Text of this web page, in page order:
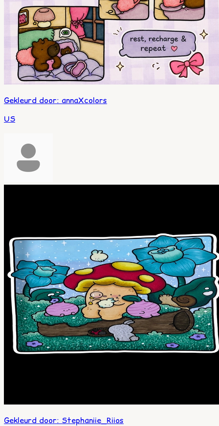
Gekleurd door: annaXcolors
US
Gekleurd door: Stephaniie_Riios